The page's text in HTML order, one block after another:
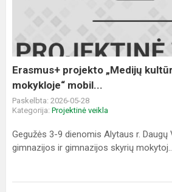
mobil...
Erasmus+ projekto „Medijų
mokykloje“ mobil...
Paskelbta: 2026-05-28
Kategorija: Projektinė veikla
Gegužės 3-9 dienomis Alytaus r. Daugų
gimnazijos ir gimnazijos skyrių